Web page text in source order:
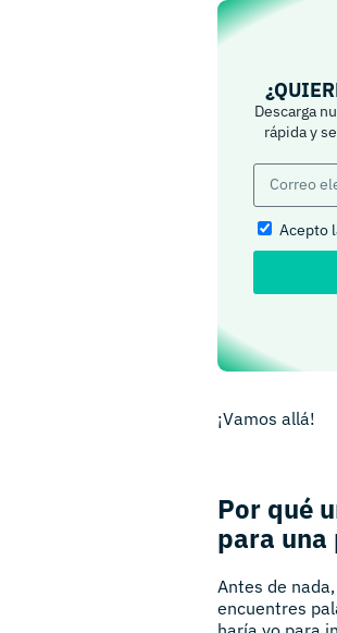
Descarga
rápida y
Acepto
¡Vamos allá!
Por qué
para una
Antes de
encuentres